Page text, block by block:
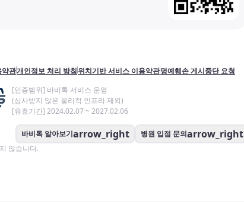
약관개인정보 처리 방침위치기반 서비스 이용약관명예훼손 게시중단 요청
[인증범위] 바비톡 서비스 운영
(심사받지 않은 물리적 인프라 제외)
[유효기간] 2024.02.07 ~ 2027.02.06
바비톡 알아보기arrow_right 병원 입점 문의arrow_right
않습니다.